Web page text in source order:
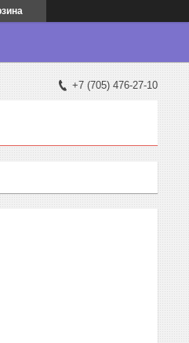
+7 (705) 476-27-10